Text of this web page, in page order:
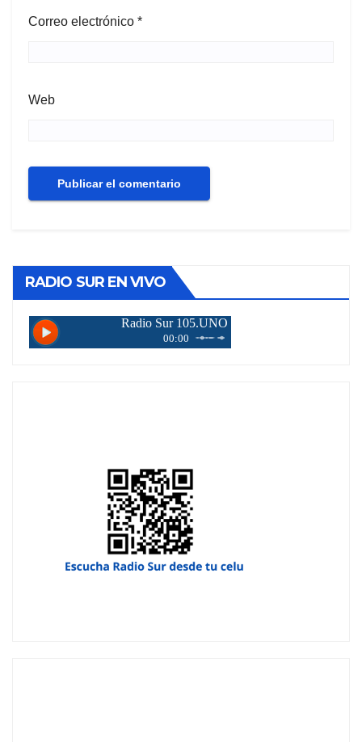
Correo electrónico *
Web
RADIO SUR EN VIVO